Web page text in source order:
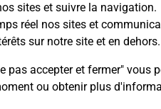
sites et suivre la navigation.
réel nos sites et
sur notre site et en dehors.
accepter et fermer"
ou obtenir plus